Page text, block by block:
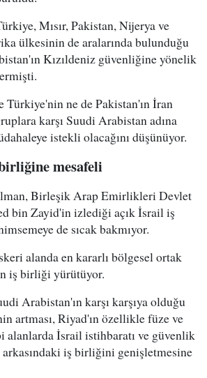
Mısır, Pakistan, Nijerya ve
ülkesinin de aralarında bulunduğu
Kızıldeniz güvenliğine yönelik
Türkiye'nin ne de Pakistan'ın İran
karşı Suudi Arabistan adına
istekli olacağını düşünüyor.
mesafeli
Birleşik Arap Emirlikleri Devlet
bin Zayid'in izlediği açık İsrail iş
de sıcak bakmıyor.
alanda en kararlı bölgesel ortak
iş birliği yürütüyor.
Arabistan'ın karşı karşıya olduğu
artması, Riyad'ın özellikle füze ve
alanlarda İsrail istihbaratı ve güvenlik
iş birliğini genişletmesine